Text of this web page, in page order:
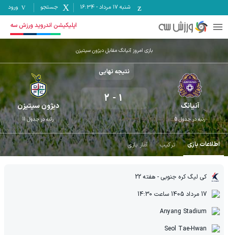
شنبه ۱۷ مرداد -
16:34 جستجو ورود
اپلیکیشن اندروید ورزش سه
بازی امروز آنیانگ مقابل دیژون سیتیزن
نتیجه نهایی
آنیانگ
رتبه در جدول5
1
-
2
دیژون سیتیزن
رتبه در جدول11
اطلاعات بازی ترکیب آمار بازی
کی لیگ کره جنوبی - هفته 22
17 مرداد 1405
ساعت 14:30
Anyang Stadium
Seol Tae-Hwan